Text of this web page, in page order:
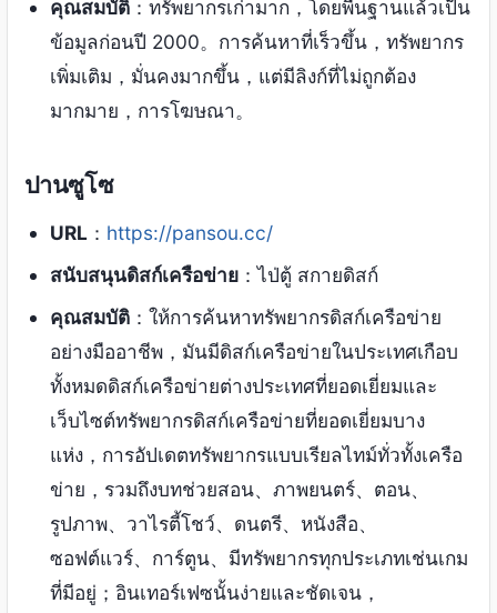
คุณสมบัติ ：ทรัพยากรเก่ามาก，โดยพื้นฐานแล้วเป็น
ข้อมูลก่อนปี 2000。การค้นหาที่เร็วขึ้น，ทรัพยากร
เพิ่มเติม，มั่นคงมากขึ้น，แต่มีลิงก์ที่ไม่ถูกต้อง
มากมาย，การโฆษณา。
ปานซูโซ
URL ： https://pansou.cc/
สนับสนุนดิสก์เครือข่าย ：ไป่ตู้ สกายดิสก์
คุณสมบัติ ：ให้การค้นหาทรัพยากรดิสก์เครือข่าย
อย่างมืออาชีพ，มันมีดิสก์เครือข่ายในประเทศเกือบ
ทั้งหมดดิสก์เครือข่ายต่างประเทศที่ยอดเยี่ยมและ
เว็บไซต์ทรัพยากรดิสก์เครือข่ายที่ยอดเยี่ยมบาง
แห่ง，การอัปเดตทรัพยากรแบบเรียลไทม์ทั่วทั้งเครือ
ข่าย，รวมถึงบทช่วยสอน、ภาพยนตร์、ตอน、
รูปภาพ、วาไรตี้โชว์、ดนตรี、หนังสือ、
ซอฟต์แวร์、การ์ตูน、มีทรัพยากรทุกประเภทเช่นเกม
ที่มีอยู่；อินเทอร์เฟซนั้นง่ายและชัดเจน，